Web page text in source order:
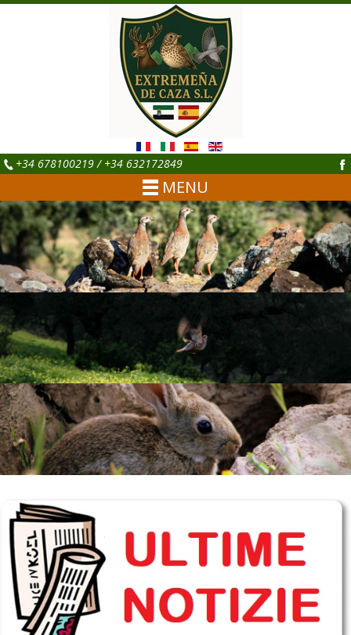
+34 678100219 / +34 632172849
MENU